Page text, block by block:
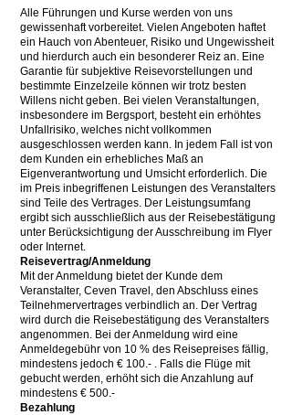
Alle Führungen und Kurse werden von uns
gewissenhaft vorbereitet. Vielen Angeboten haftet
ein Hauch von Abenteuer, Risiko und Ungewissheit
und hierdurch auch ein besonderer Reiz an. Eine
Garantie für subjektive Reisevorstellungen und
bestimmte Einzelzeile können wir trotz besten
Willens nicht geben. Bei vielen Veranstaltungen,
insbesondere im Bergsport, besteht ein erhöhtes
Unfallrisiko, welches nicht vollkommen
ausgeschlossen werden kann. In jedem Fall ist von
dem Kunden ein erhebliches Maß an
Eigenverantwortung und Umsicht erforderlich. Die
im Preis inbegriffenen Leistungen des Veranstalters
sind Teile des Vertrages. Der Leistungsumfang
ergibt sich ausschließlich aus der Reisebestätigung
unter Berücksichtigung der Ausschreibung im Flyer
oder Internet.
Reisevertrag/Anmeldung
Mit der Anmeldung bietet der Kunde dem
Veranstalter, Ceven Travel, den Abschluss eines
Teilnehmervertrages verbindlich an. Der Vertrag
wird durch die Reisebestätigung des Veranstalters
angenommen. Bei der Anmeldung wird eine
Anmeldegebühr von 10 % des Reisepreises fällig,
mindestens jedoch € 100.- . Falls die Flüge mit
gebucht werden, erhöht sich die Anzahlung auf
mindestens € 500.-
Bezahlung